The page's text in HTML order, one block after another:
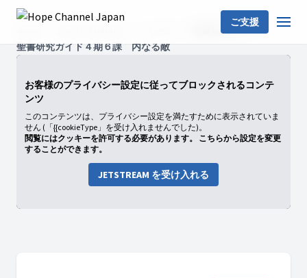
ご支援
聖書研究ガイド
聖書研究ガイド４期６課 内なる敵
お客様のプライバシー設定に従ってブロックされるコンテ
ンツ
このコンテンツは、プライバシー設定を満たすために表示されていま
せん (「{{cookieType」を受け入れませんでした)。
閲覧にはクッキーを許可する必要があります。 こちらから設定を変更
することができます。
JETSTREAM を受け入れる